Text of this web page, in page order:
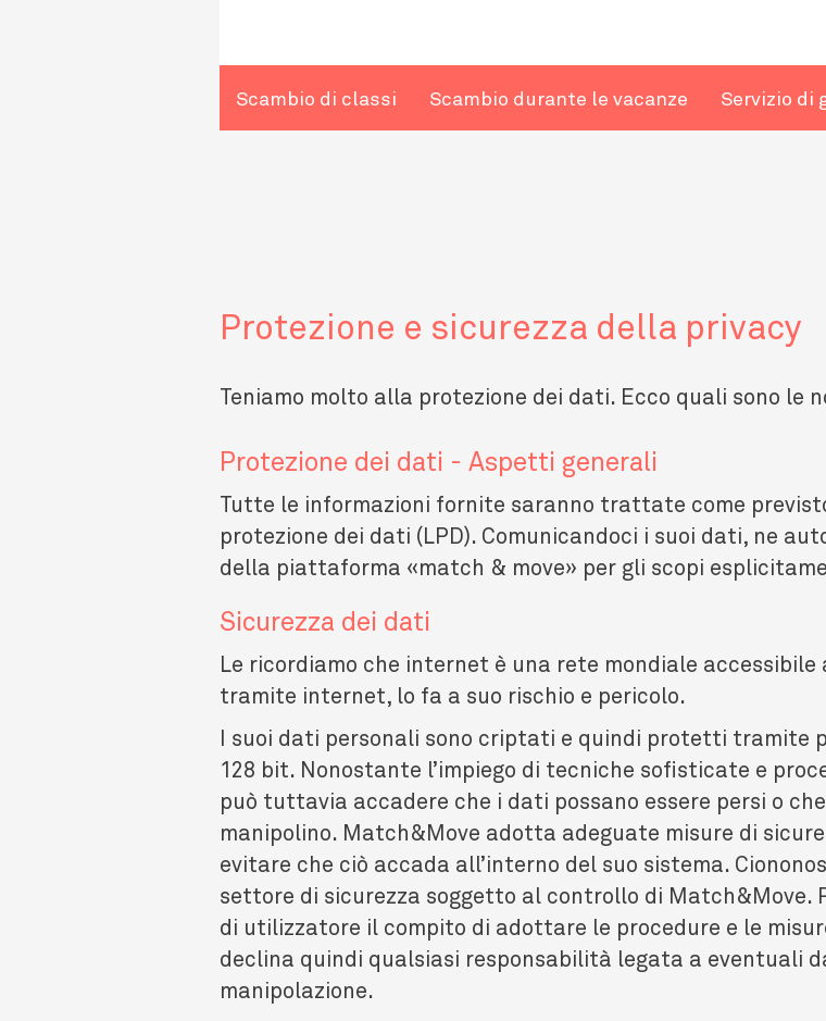
Scambio di classi Scambio durante le vacanze Servizio di
Protezione e sicurezza della privacy
Teniamo molto alla protezione dei dati. Ecco quali sono le
Protezione dei dati - Aspetti generali
Tutte le informazioni fornite saranno trattate come
protezione dei dati (LPD). Comunicandoci i suoi dati, ne
della piattaforma «match & move» per gli scopi
Sicurezza dei dati
Le ricordiamo che internet è una rete mondiale
tramite internet, lo fa a suo rischio e pericolo.
I suoi dati personali sono criptati e quindi protetti tramite
128 bit. Nonostante l’impiego di tecniche sofisticate e
può tuttavia accadere che i dati possano essere persi o
manipolino. Match&Move adotta adeguate misure di
evitare che ciò accada all’interno del suo sistema.
settore di sicurezza soggetto al controllo di Match&Move.
di utilizzatore il compito di adottare le procedure e le
declina quindi qualsiasi responsabilità legata a eventuali
manipolazione.